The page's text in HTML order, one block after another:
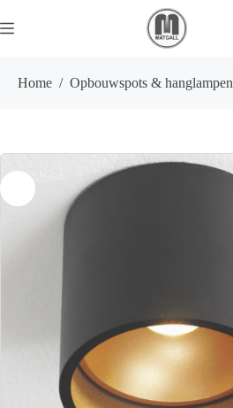
naar
de
Home / Opbouwspots & hanglampen